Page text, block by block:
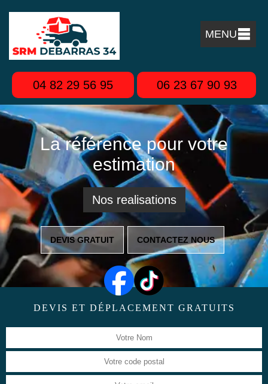
MENU
04 82 29 56 95 06 23 67 90 93
La référence pour votre
estimation
Nos realisations
DEVIS GRATUIT CONTACTEZ NOUS
DEVIS ET DÉPLACEMENT GRATUITS